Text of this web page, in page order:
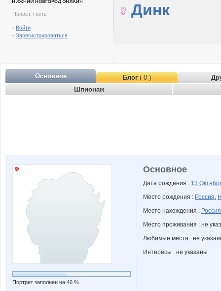
Привет, Гость !
- Войти
- Зарегистрироваться
Динк
Основное Блог( 0 )
Шпионаж
Портрет заполнен на 46 %
Основное
Дата рождения : 13
Место рождения : Россия,
Место нахождения : Россия
Место проживания : не
Любимые места : не
Интересы : не указаны